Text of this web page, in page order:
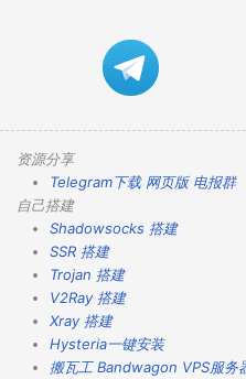
资源分享
Telegram下载 网页版 电报群
自己搭建
Shadowsocks 搭建
SSR 搭建
Trojan 搭建
V2Ray 搭建
Xray 搭建
Hysteria一键安装
搬瓦工 Bandwagon VPS服务